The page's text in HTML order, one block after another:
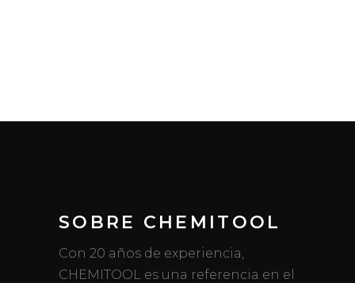
SOBRE CHEMITOOL
Con 20 años de experiencia,
CHEMITOOL es una referencia en el